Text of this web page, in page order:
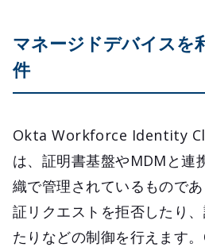
マネージドデバイスを
件
Okta Workforce Identity
は、証明書基盤やMDMと連
織で管理されているもので
証リクエストを拒否したり
たりなどの制御を行えます